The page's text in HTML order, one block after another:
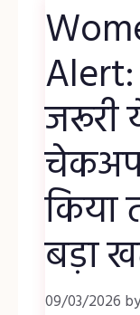
जरूरी
किया
बड़ा
09/03/2026